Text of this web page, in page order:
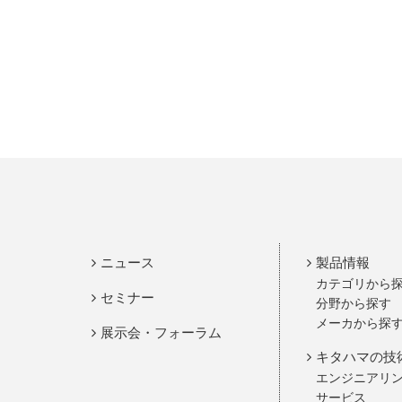
ニュース
セミナー
展示会・フォーラム
製品情報
カテゴリから
分野から探す
メーカから探
キタハマの技
エンジニアリ
サービス